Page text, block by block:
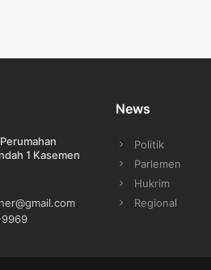
1 Kasemen
News
Politik
Parlemen
Hukrim
Regional